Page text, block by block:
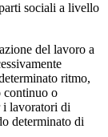
sociali a livello
del lavoro a
ritmo,
continuo o
i lavoratori di
determinato di